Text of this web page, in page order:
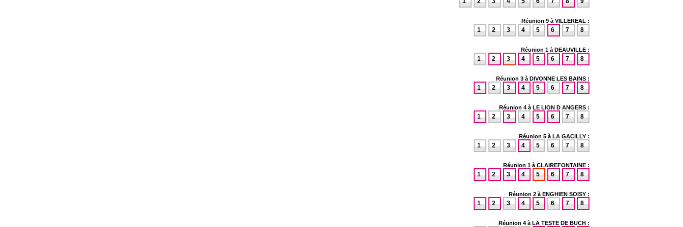
Réunion 9 à VILLEREAL :
8
7
6
5
4
3
2
1
Réunion 1 à DEAUVILLE :
8
7
6
5
4
3
2
1
Réunion 3 à DIVONNE LES BAINS :
8
7
6
5
4
3
2
1
Réunion 4 à LE LION D ANGERS :
8
7
6
5
4
3
2
1
Réunion 5 à LA GACILLY :
8
7
6
5
4
3
2
1
Réunion 1 à CLAIREFONTAINE :
8
7
6
5
4
3
2
1
Réunion 2 à ENGHIEN SOISY :
8
7
6
5
4
3
2
1
Réunion 4 à LA TESTE DE BUCH :